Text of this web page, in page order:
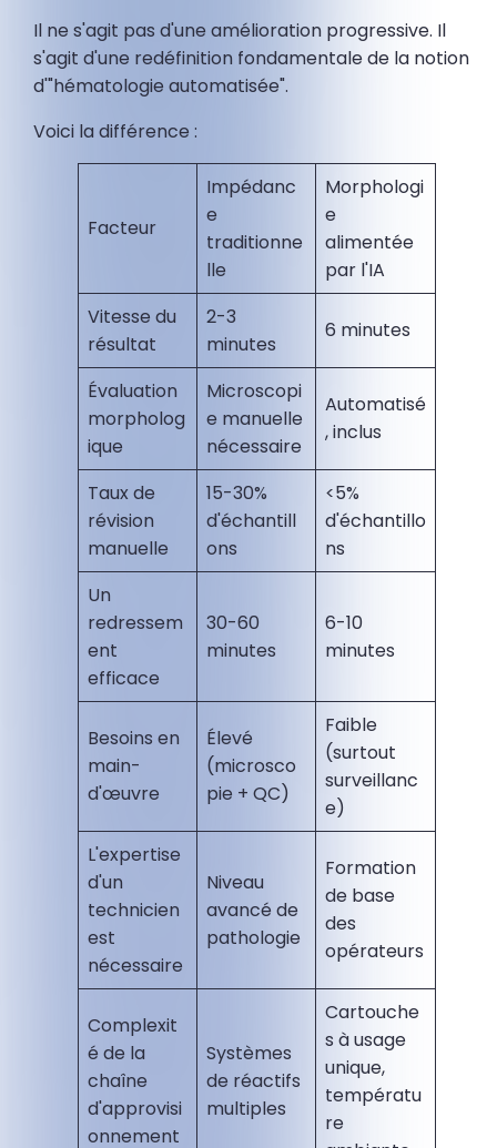
Il ne s'agit pas d'une amélioration progressive. Il
s'agit d'une redéfinition fondamentale de la notion
d'"hématologie automatisée".
Voici la différence :
Facteur
Impédanc
e
traditionne
lle
Morphologi
e
alimentée
par l'IA
Vitesse du
résultat
2-3
minutes
6 minutes
Évaluation
morpholog
ique
Microscopi
e manuelle
nécessaire
Automatisé
, inclus
Taux de
révision
manuelle
15-30%
d'échantill
ons
<5%
d'échantillo
ns
Un
redressem
ent
efficace
30-60
minutes
6-10
minutes
Besoins en
main-
d'œuvre
Élevé
(microsco
pie + QC)
Faible
(surtout
surveillanc
e)
L'expertise
d'un
technicien
est
nécessaire
Niveau
avancé de
pathologie
Formation
de base
des
opérateurs
Complexit
é de la
chaîne
d'approvisi
onnement
Systèmes
de réactifs
multiples
Cartouche
s à usage
unique,
températu
re